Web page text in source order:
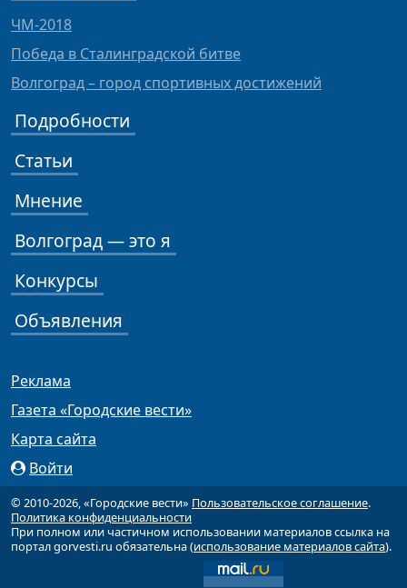
ЧМ-2018
Победа в Сталинградской битве
Волгоград – город спортивных достижений
Подробности
Статьи
Мнение
Волгоград — это я
Конкурсы
Объявления
Реклама
Газета «Городские вести»
Карта сайта
Войти
© 2010-2026, «Городские вести» Пользовательское соглашение.
Политика конфиденциальности
При полном или частичном использовании материалов ссылка на
портал gorvesti.ru обязательна (использование материалов сайта).